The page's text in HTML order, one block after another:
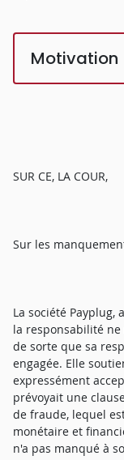
Motivation
SUR CE, LA COUR,
Sur les
La société
la responsabilité
de sorte que sa
engagée. Elle
expressément
prévoyait une
de fraude, lequel
monétaire et
n'a pas manqué à